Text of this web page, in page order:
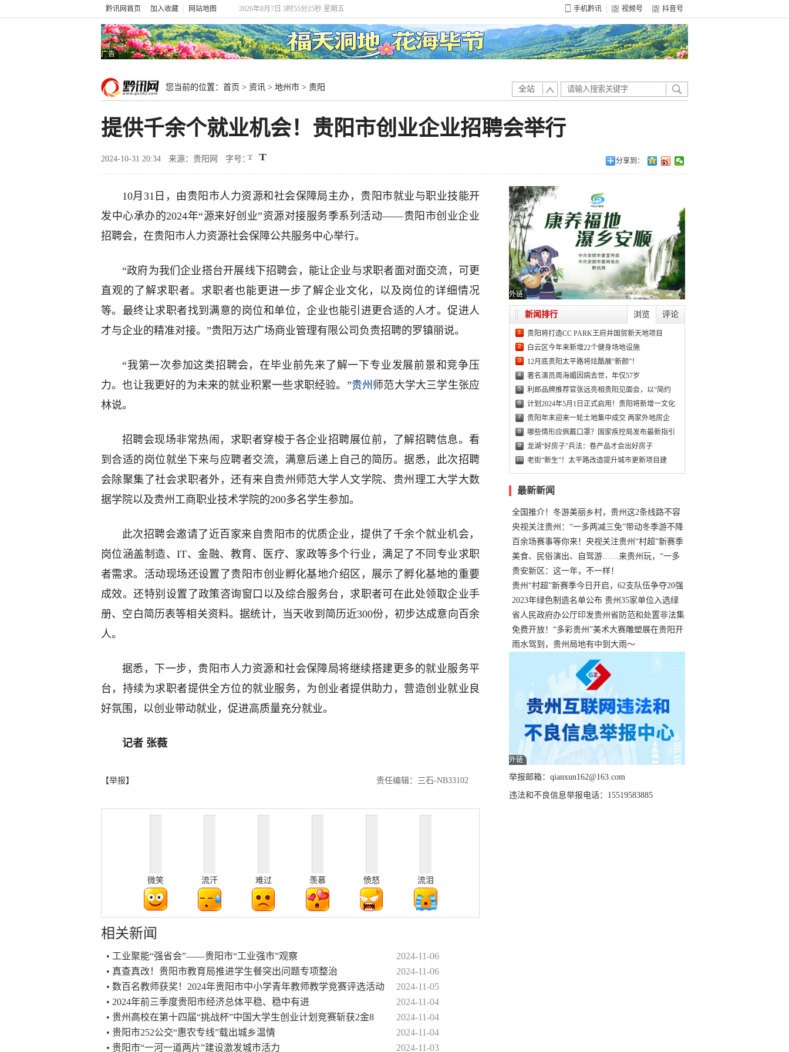
黔讯网首页 加入收藏 网站地图 2026年8月7日 3时55分26秒 星期五 手机黔讯 视频号 抖音号
广告
您当前的位置： 首页 > 资讯 > 地州市 > 贵阳 全站
提供千余个就业机会！贵阳市创业企业招聘会举行
2024-10-31 20:34 来源：贵阳网 字号： 分享到：
10月31日，由贵阳市人力资源和社会保障局主办，贵阳市就业与职业技能开
发中心承办的2024年“源来好创业”资源对接服务季系列活动——贵阳市创业企业
招聘会，在贵阳市人力资源社会保障公共服务中心举行。
“政府为我们企业搭台开展线下招聘会，能让企业与求职者面对面交流，可更
直观的了解求职者。求职者也能更进一步了解企业文化，以及岗位的详细情况
等。最终让求职者找到满意的岗位和单位，企业也能引进更合适的人才。促进人
才与企业的精准对接。”贵阳万达广场商业管理有限公司负责招聘的罗镇丽说。
“我第一次参加这类招聘会，在毕业前先来了解一下专业发展前景和竞争压
力。也让我更好的为未来的就业积累一些求职经验。”贵州 师范大学大三学生张应
林说。
招聘会现场非常热闹，求职者穿梭于各企业招聘展位前，了解招聘信息。看
到合适的岗位就坐下来与应聘者交流，满意后递上自己的简历。据悉，此次招聘
会除聚集了社会求职者外，还有来自贵州师范大学人文学院、贵州理工大学大数
据学院以及贵州工商职业技术学院的200多名学生参加。
此次招聘会邀请了近百家来自贵阳市的优质企业，提供了千余个就业机会，
岗位涵盖制造、IT、金融、教育、医疗、家政等多个行业，满足了不同专业求职
者需求。活动现场还设置了贵阳市创业孵化基地介绍区，展示了孵化基地的重要
成效。还特别设置了政策咨询窗口以及综合服务台，求职者可在此处领取企业手
册、空白简历表等相关资料。据统计，当天收到简历近300份，初步达成意向百余
人。
据悉，下一步，贵阳市人力资源和社会保障局将继续搭建更多的就业服务平
台，持续为求职者提供全方位的就业服务，为创业者提供助力，营造创业就业良
好氛围，以创业带动就业，促进高质量充分就业。
记者 张薇
【举报】 责任编辑：三石-NB33102
微笑 流汗 难过 羡慕 愤怒 流泪
相关新闻
• 工业聚能“强省会”——贵阳市“工业强市”观察
2024-11-06
• 真查真改！贵阳市教育局推进学生餐突出问题专项整治
2024-11-06
• 数百名教师获奖！2024年贵阳市中小学青年教师教学竞赛评选活动
2024-11-05
• 2024年前三季度贵阳市经济总体平稳、稳中有进
2024-11-04
• 贵州高校在第十四届“挑战杯”中国大学生创业计划竞赛斩获2金8
2024-11-04
• 贵阳市252公交“惠农专线”载出城乡温情
2024-11-04
• 贵阳市“一河一道两片”建设激发城市活力
2024-11-03
外链
浏览 评论
新闻排行
1 贵阳将打造CC PARK王府井国贸新天地项目
2 白云区今年来新增22个健身场地设施
3 12月底贵阳太平路将炫酷展“新颜”！
4 著名演员周海媚因病去世，年仅57岁
5 利郎品牌推荐官张远亮相贵阳见面会，以“简约
6 计划2024年5月1日正式启用！贵阳将新增一文化
7 贵阳年末迎来一轮土地集中成交 两家外地房企
8 哪些情形应佩戴口罩？国家疾控局发布最新指引
9 龙湖“好房子”兵法：卷产品才会出好房子
10 老街“新生”！太平路改造提升城市更新项目建
最新新闻
全国推介！冬游美丽乡村，贵州这2条线路不容
错过
央视关注贵州：“一多两减三免”带动冬季游不降
温
百余场赛事等你来！央视关注贵州“村超”新赛季
正式“打响”
美食、民俗演出、自驾游……来贵州玩，“一多
两减三免”！
贵安新区：这一年，不一样！
贵州“村超”新赛季今日开启，62支队伍争夺20强
名额
2023年绿色制造名单公布 贵州35家单位入选绿
色工厂
省人民政府办公厅印发贵州省防范和处置非法集
资工作实施细则
免费开放！“多彩贵州”美术大赛雕塑展在贵阳开
展，持续至1月19日
雨水驾到，贵州局地有中到大雨～
外链
举报邮箱：qianxun162@163.com
违法和不良信息举报电话：15519583885